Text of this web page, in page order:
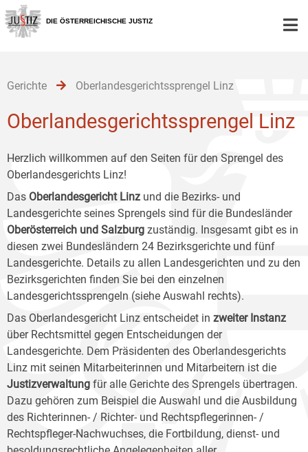
Zur
Hauptnavigation
[1]
Zum
Inhalt
[2]
Zum
Untermenü
[3]
DIE ÖSTERREICHISCHE JUSTIZ
Gerichte Oberlandesgerichtssprengel Linz
Oberlandesgerichtssprengel Linz
Herzlich willkommen auf den Seiten für den Sprengel des
Oberlandesgerichts Linz!
Das Oberlandesgericht Linz und die Bezirks- und
Landesgerichte seines Sprengels sind für die Bundesländer
Oberösterreich und Salzburg zuständig. Insgesamt gibt es in
diesen zwei Bundesländern 24 Bezirksgerichte und fünf
Landesgerichte. Details zu allen Landesgerichten und zu den
Bezirksgerichten finden Sie bei den einzelnen
Landesgerichtssprengeln (siehe Auswahl rechts).
Das Oberlandesgericht Linz entscheidet in zweiter Instanz
über Rechtsmittel gegen Entscheidungen der
Landesgerichte. Dem Präsidenten des Oberlandesgerichts
Linz mit seinen Mitarbeiterinnen und Mitarbeitern ist die
Justizverwaltung für alle Gerichte des Sprengels übertragen.
Dazu gehören zum Beispiel die Auswahl und die Ausbildung
des Richterinnen- / Richter- und Rechtspflegerinnen- /
Rechtspfleger-Nachwuchses, die Fortbildung, dienst- und